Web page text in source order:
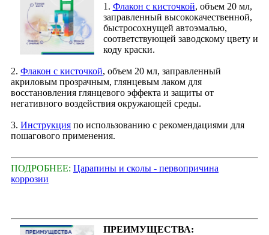
1. Флакон с кисточкой, объем 20 мл,
заправленный высококачественной,
быстросохнущей автоэмалью,
соответствующей заводскому цвету и
коду краски.
2. Флакон с кисточкой, объем 20 мл, заправленный
акриловым прозрачным, глянцевым лаком для
восстановления глянцевого эффекта и защиты от
негативного воздействия окружающей среды.
3. Инструкция по использованию с рекомендациями для
пошагового применения.
ПОДРОБНЕЕ: Царапины и сколы - первопричина
коррозии
ПРЕИМУЩЕСТВА: